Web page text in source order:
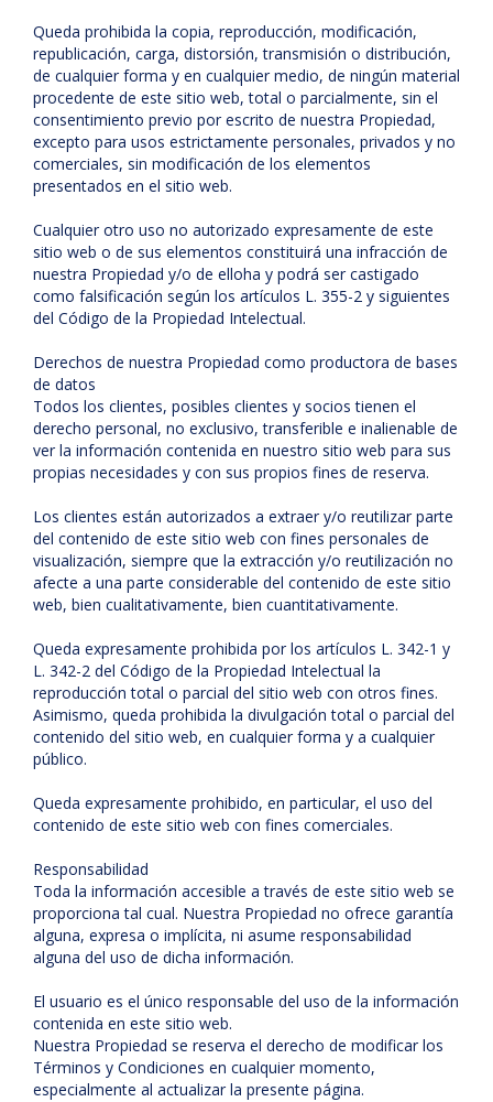
Queda prohibida la copia, reproducción, modificación,
republicación, carga, distorsión, transmisión o distribución,
de cualquier forma y en cualquier medio, de ningún material
procedente de este sitio web, total o parcialmente, sin el
consentimiento previo por escrito de nuestra Propiedad,
excepto para usos estrictamente personales, privados y no
comerciales, sin modificación de los elementos
presentados en el sitio web.
Cualquier otro uso no autorizado expresamente de este
sitio web o de sus elementos constituirá una infracción de
nuestra Propiedad y/o de elloha y podrá ser castigado
como falsificación según los artículos L. 355-2 y siguientes
del Código de la Propiedad Intelectual.
Derechos de nuestra Propiedad como productora de bases
de datos
Todos los clientes, posibles clientes y socios tienen el
derecho personal, no exclusivo, transferible e inalienable de
ver la información contenida en nuestro sitio web para sus
propias necesidades y con sus propios fines de reserva.
Los clientes están autorizados a extraer y/o reutilizar parte
del contenido de este sitio web con fines personales de
visualización, siempre que la extracción y/o reutilización no
afecte a una parte considerable del contenido de este sitio
web, bien cualitativamente, bien cuantitativamente.
Queda expresamente prohibida por los artículos L. 342-1 y
L. 342-2 del Código de la Propiedad Intelectual la
reproducción total o parcial del sitio web con otros fines.
Asimismo, queda prohibida la divulgación total o parcial del
contenido del sitio web, en cualquier forma y a cualquier
público.
Queda expresamente prohibido, en particular, el uso del
contenido de este sitio web con fines comerciales.
Responsabilidad
Toda la información accesible a través de este sitio web se
proporciona tal cual. Nuestra Propiedad no ofrece garantía
alguna, expresa o implícita, ni asume responsabilidad
alguna del uso de dicha información.
El usuario es el único responsable del uso de la información
contenida en este sitio web.
Nuestra Propiedad se reserva el derecho de modificar los
Términos y Condiciones en cualquier momento,
especialmente al actualizar la presente página.